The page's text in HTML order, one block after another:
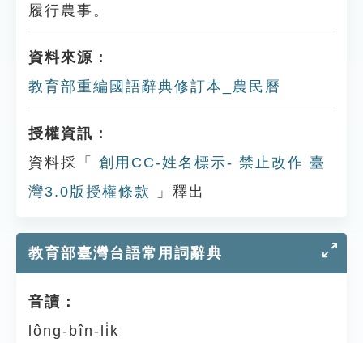
履行農事。
資料來源：
教育部重編國語辭典修訂本_農民曆
授權資訊：
資料採「
創用CC-姓名標示- 禁止改作 臺
灣3.0版授權條款
」釋出
教育部臺灣台語常用詞辭典
音讀：
lông-bîn-li̍k